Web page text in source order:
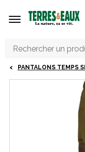
PANTALONS TEMPS